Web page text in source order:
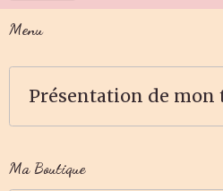
Menu
Présentation de mon
Ma Boutique